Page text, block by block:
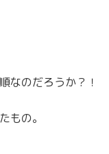
なのだろうか？！
もの。